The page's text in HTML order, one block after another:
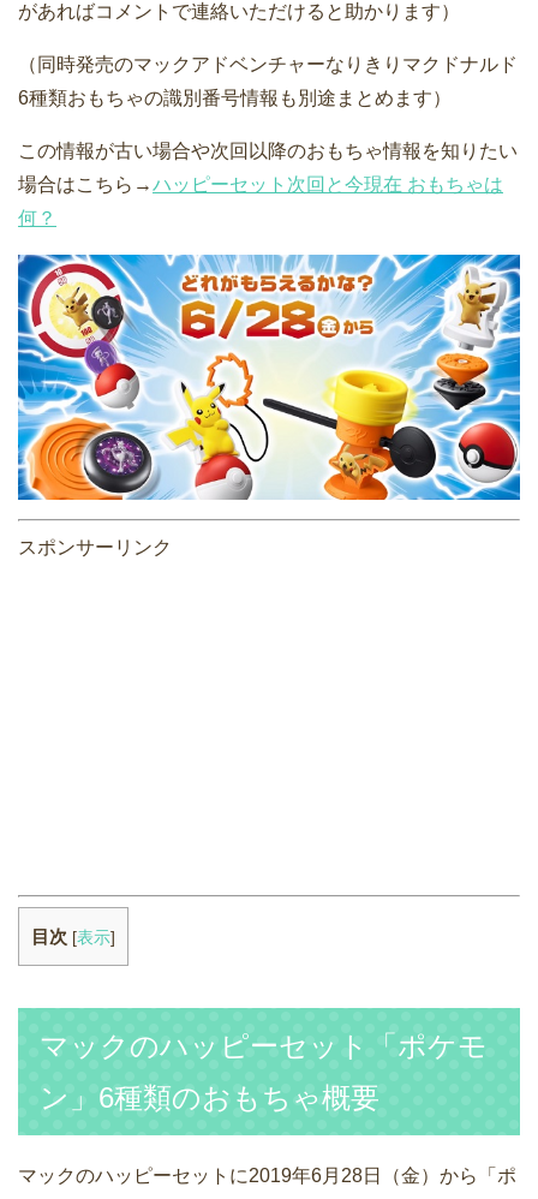
があればコメントで連絡いただけると助かります）
（同時発売のマックアドベンチャーなりきりマクドナルド
6種類おもちゃの識別番号情報も別途まとめます）
この情報が古い場合や次回以降のおもちゃ情報を知りたい
場合はこちら→ハッピーセット次回と今現在 おもちゃは
何？
スポンサーリンク
目次 [表示]
マックのハッピーセット「ポケモ
ン」6種類のおもちゃ概要
マックのハッピーセットに2019年6月28日（金）から「ポ